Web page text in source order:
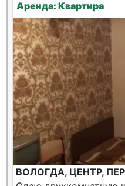
Аренда: Квартира
ВОЛОГДА, ЦЕНТР,